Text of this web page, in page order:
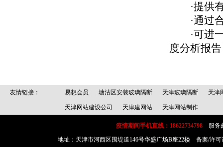
·提供有
·通过合
·可进一
度分析报告
友情链接： 易想会员 塘沽区安装玻璃隔断 天津玻璃隔断 天津
天津网站建设公司 天津建网站 天津网站制作
疫情期间手机直线：18622734798 服务
地址：天津市河西区围堤道146号华盛广场B座22楼 备案/许